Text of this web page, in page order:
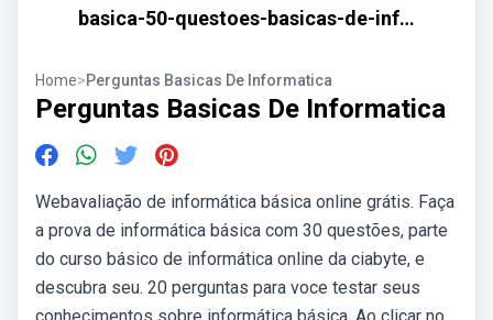
basica-50-questoes-basicas-de-inf…
Home>Perguntas Basicas De Informatica
Perguntas Basicas De Informatica
Webavaliação de informática básica online grátis. Faça
a prova de informática básica com 30 questões, parte
do curso básico de informática online da ciabyte, e
descubra seu. 20 perguntas para voce testar seus